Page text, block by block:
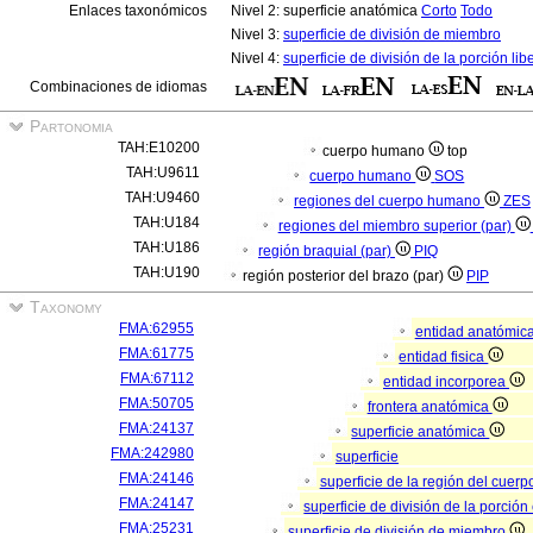
Enlaces taxonómicos Nivel 2: superficie anatómica Corto Todo
Nivel 3: superficie de división de miembro
Nivel 4: superficie de división de la porción
Combinaciones de idiomas
Partonomia
TAH:E10200 cuerpo humano
top
TAH:U9611
cuerpo humano
SOS
TAH:U9460
regiones del cuerpo humano
ZES
TAH:U184
regiones del miembro superior (par)
TAH:U186
región braquial (par)
PIQ
TAH:U190
región posterior del brazo (par) PIP
Taxonomy
FMA:62955
entidad
FMA:61775
entidad fisica
FMA:67112
entidad incorporea
FMA:50705
frontera anatómica
FMA:24137
superficie anatómica
FMA:242980
superficie
FMA:24146
superficie de la región del
FMA:24147
superficie de división de la
FMA:25231